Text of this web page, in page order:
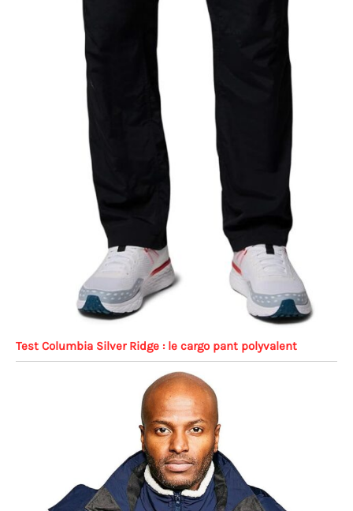
Test Columbia Silver Ridge : le cargo pant polyvalent